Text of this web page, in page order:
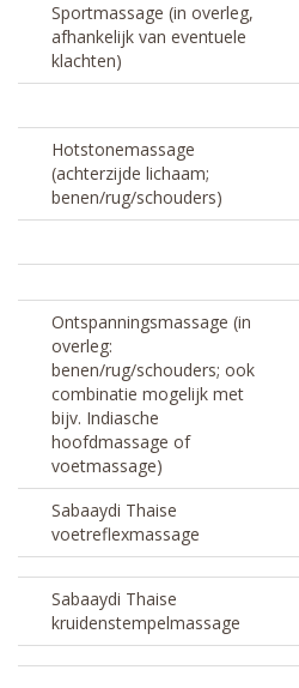
Sportmassage (in overleg,
afhankelijk van eventuele
klachten)
Hotstonemassage
(achterzijde lichaam;
benen/rug/schouders)
Ontspanningsmassage (in
overleg:
benen/rug/schouders; ook
combinatie mogelijk met
bijv. Indiasche
hoofdmassage of
voetmassage)
Sabaaydi Thaise
voetreflexmassage
Sabaaydi Thaise
kruidenstempelmassage